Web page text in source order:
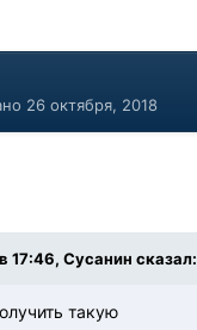
26 октября, 2018
17:46, Сусанин сказал:
такую